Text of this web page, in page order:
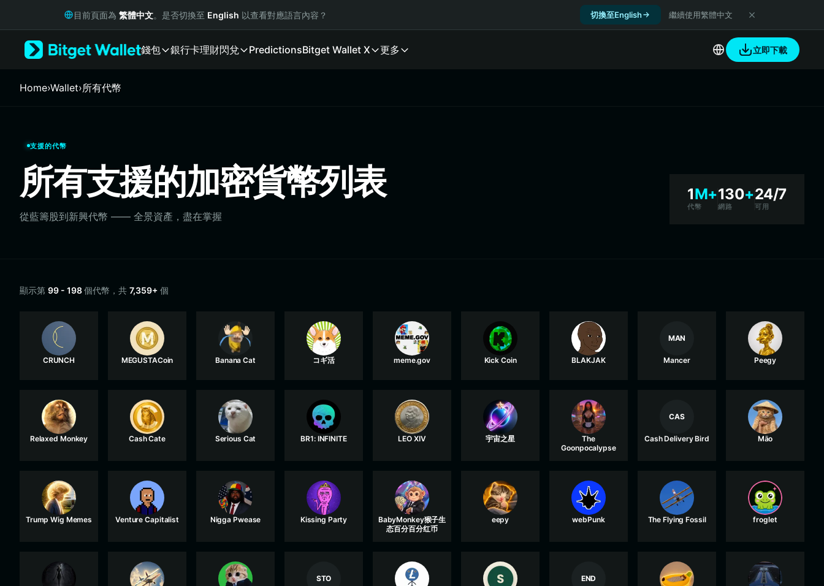
Русский
Italiano
简体中文
Português (Portugal)
Bahasa Indonesia
ภาษาไทย
目前頁面為 繁體中文。是否切換至 English 以查看對應語言內容？ 切換至English 繼續使用繁體中文
錢包 銀行卡理財閃兌 PredictionsBitget Wallet X 更多 立即下載
Home›Wallet›所有代幣
支援的代幣
所有支援的加密貨幣列表
從藍籌股到新興代​​幣 —— 全景資產，盡在掌握
1M+
代幣
130+
網路
24/7
可用
顯示第 99 - 198個代幣，共 7,359+ 個
CRUNCH MEGUSTACoin Banana Cat コギ活 meme.gov Kick Coin BLAKJAK
MAN
Mancer Peegy
Relaxed Monkey Cash Cate Serious Cat BR1: INFINITE LEO XIV 宇宙之星
The
Goonpocalypse
CAS
Cash Delivery Bird Māo
Trump Wig Memes Venture Capitalist Nigga Pwease Kissing Party
BabyMonkey猴子生
态百分百分红币
eepy webPunk The Flying Fossil froglet
STO END